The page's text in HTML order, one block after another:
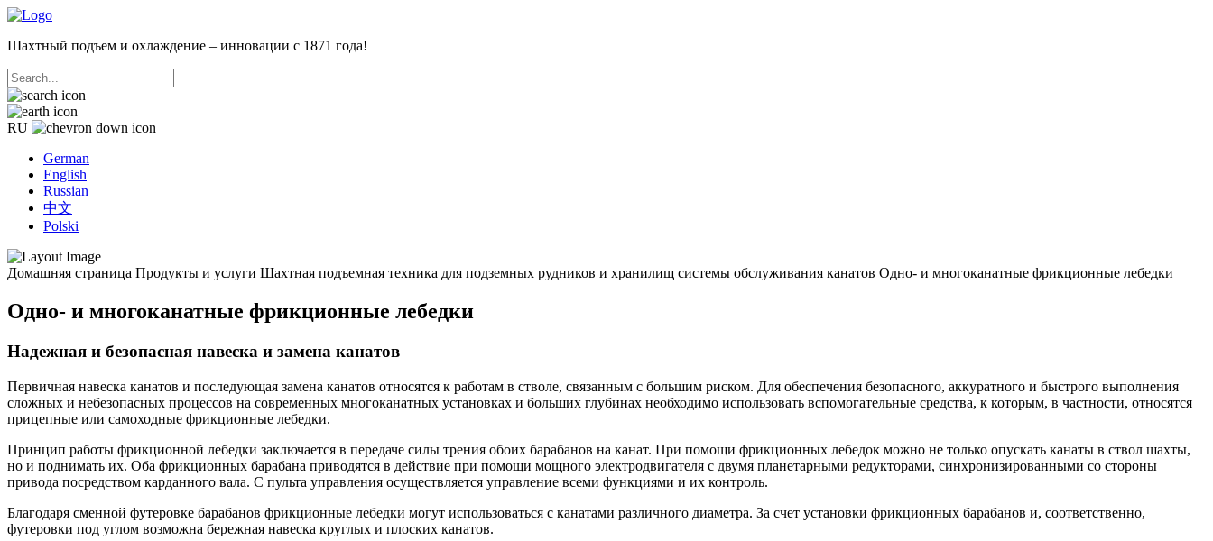
Шахтный подъем и охлаждение – инновации с 1871 года!
RU
German
English
Russian
中文
Polski
Домашняя страница Продукты и услуги Шахтная подъемная техника для подземных рудников и хранилищ системы обслуживания канатов Одно- и многоканатные фрикционные лебедки
Одно- и многоканатные фрикционные лебедки
Надежная и безопасная навеска и замена канатов
Первичная навеска канатов и последующая замена канатов относятся к работам в стволе, связанным с большим риском. Для обеспечения безопасного, аккуратного и быстрого выполнения
сложных и небезопасных процессов на современных многоканатных установках и больших глубинах необходимо использовать вспомогательные средства, к которым, в частности, относятся
прицепные или самоходные фрикционные лебедки.
Принцип работы фрикционной лебедки заключается в передаче силы трения обоих барабанов на канат. При помощи фрикционных лебедок можно не только опускать канаты в ствол шахты,
но и поднимать их. Оба фрикционных барабана приводятся в действие при помощи мощного электродвигателя с двумя планетарными редукторами, синхронизированными со стороны
привода посредством карданного вала. С пульта управления осуществляется управление всеми функциями и их контроль.
Благодаря сменной футеровке барабанов фрикционные лебедки могут использоваться с канатами различного диаметра. За счет установки фрикционных барабанов и, соответственно,
футеровки под углом возможна бережная навеска круглых и плоских канатов.